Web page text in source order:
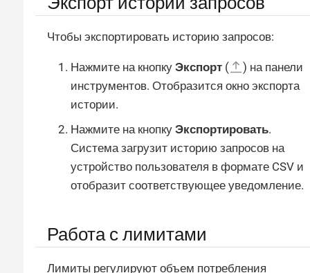
Чтобы экспортировать историю запросов:
Нажмите на кнопку Экспорт (
) на панели
инструментов. Отобразится окно экспорта
истории.
Нажмите на кнопку Экспортировать.
Система загрузит историю запросов на
устройство пользователя в формате CSV и
отобразит соответствующее уведомление.
Работа с лимитами
Лимиты регулируют объем потребления